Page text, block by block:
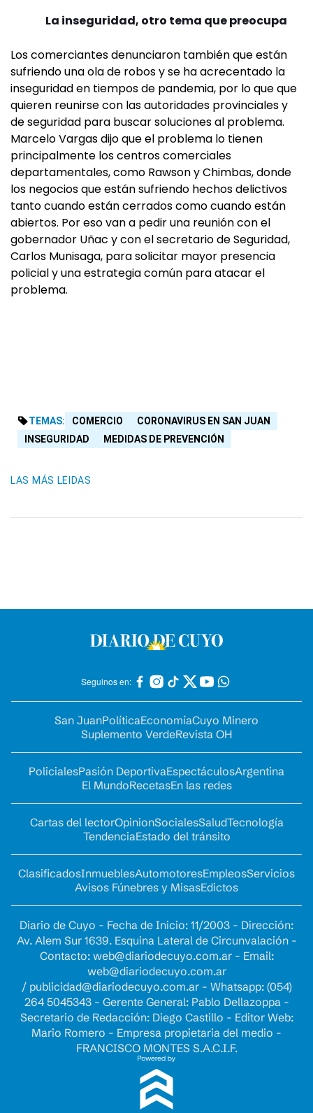
La inseguridad, otro tema que preocupa
Los comerciantes denunciaron también que están
sufriendo una ola de robos y se ha acrecentado la
inseguridad en tiempos de pandemia, por lo que que
quieren reunirse con las autoridades provinciales y
de seguridad para buscar soluciones al problema.
Marcelo Vargas dijo que el problema lo tienen
principalmente los centros comerciales
departamentales, como Rawson y Chimbas, donde
los negocios que están sufriendo hechos delictivos
tanto cuando están cerrados como cuando están
abiertos. Por eso van a pedir una reunión con el
gobernador Uñac y con el secretario de Seguridad,
Carlos Munisaga, para solicitar mayor presencia
policial y una estrategia común para atacar el
problema.
TEMAS: COMERCIO
CORONAVIRUS EN SAN JUAN
INSEGURIDAD
MEDIDAS DE PREVENCIÓN
LAS MÁS LEIDAS
Seguinos en:
San JuanPolíticaEconomíaCuyo Minero
Suplemento VerdeRevista OH
PolicialesPasión DeportivaEspectáculosArgentina
El MundoRecetasEn las redes
Cartas del lectorOpinionSocialesSaludTecnología
TendenciaEstado del tránsito
ClasificadosInmueblesAutomotoresEmpleosServicios
Avisos Fúnebres y MisasEdictos
Diario de Cuyo - Fecha de Inicio: 11/2003 - Dirección:
Av. Alem Sur 1639. Esquina Lateral de Circunvalación -
Contacto: web@diariodecuyo.com.ar- Email:
web@diariodecuyo.com.ar
/ publicidad@diariodecuyo.com.ar- Whatsapp: (054)
264 5045343 - Gerente General: Pablo Dellazoppa -
Secretario de Redacción: Diego Castillo - Editor Web:
Mario Romero - Empresa propietaria del medio -
FRANCISCO MONTES S.A.C.I.F.